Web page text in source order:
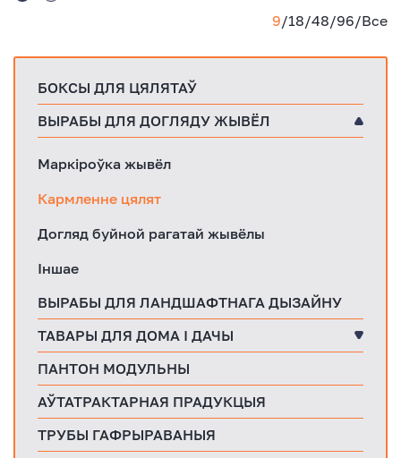
9/18/48/96/Все
БОКСЫ ДЛЯ ЦЯЛЯТАЎ
ВЫРАБЫ ДЛЯ ДОГЛЯДУ ЖЫВЁЛ
Маркіроўка жывёл
Кармленне цялят
Догляд буйной рагатай жывёлы
Іншае
ВЫРАБЫ ДЛЯ ЛАНДШАФТНАГА ДЫЗАЙНУ
ТАВАРЫ ДЛЯ ДОМА І ДАЧЫ
ПАНТОН МОДУЛЬНЫ
АЎТАТРАКТАРНАЯ ПРАДУКЦЫЯ
ТРУБЫ ГАФРЫРАВАНЫЯ